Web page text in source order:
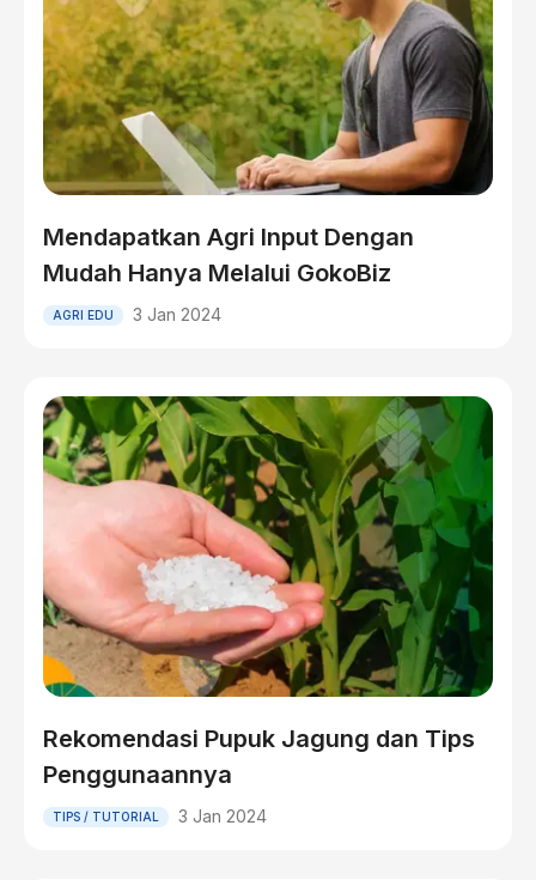
Mendapatkan Agri Input Dengan
Mudah Hanya Melalui GokoBiz
AGRI EDU 3 Jan 2024
Rekomendasi Pupuk Jagung dan Tips
Penggunaannya
TIPS / TUTORIAL 3 Jan 2024